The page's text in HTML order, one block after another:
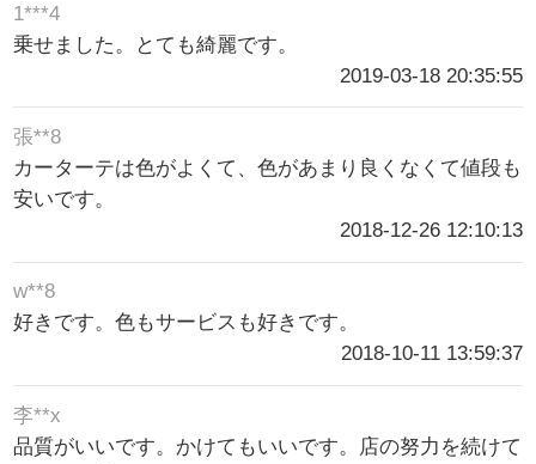
1***4
乗せました。とても綺麗です。
2019-03-18 20:35:55
張**8
カーターテは色がよくて、色があまり良くなくて値段も
安いです。
2018-12-26 12:10:13
w**8
好きです。色もサービスも好きです。
2018-10-11 13:59:37
李**x
品質がいいです。かけてもいいです。店の努力を続けて